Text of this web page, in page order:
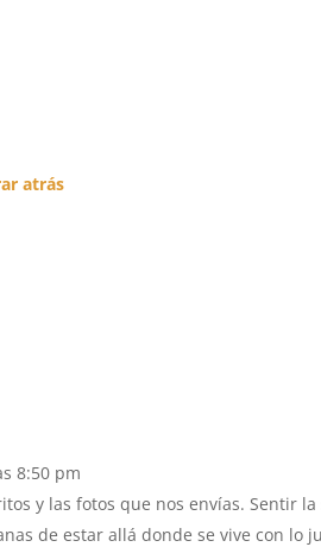
atrás
8:50 pm
y las fotos que nos envías. Sentir
de estar allá donde se vive con lo